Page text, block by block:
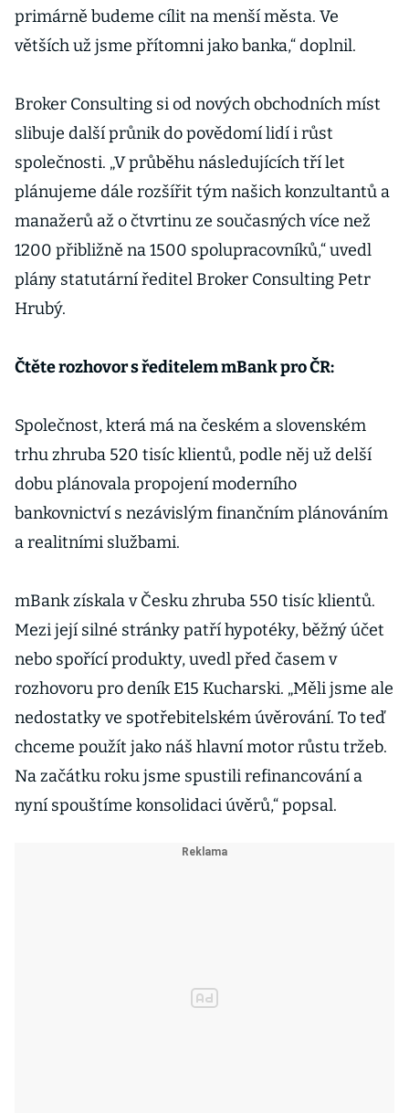
primárně budeme cílit na menší města. Ve
větších už jsme přítomni jako banka,“ doplnil.
Broker Consulting si od nových obchodních míst
slibuje další průnik do povědomí lidí i růst
společnosti. „V průběhu následujících tří let
plánujeme dále rozšířit tým našich konzultantů a
manažerů až o čtvrtinu ze současných více než
1200 přibližně na 1500 spolupracovníků,“ uvedl
plány statutární ředitel Broker Consulting Petr
Hrubý.
Čtěte rozhovor s ředitelem mBank pro ČR:
Společnost, která má na českém a slovenském
trhu zhruba 520 tisíc klientů, podle něj už delší
dobu plánovala propojení moderního
bankovnictví s nezávislým finančním plánováním
a realitními službami.
mBank získala v Česku zhruba 550 tisíc klientů.
Mezi její silné stránky patří hypotéky, běžný účet
nebo spořící produkty, uvedl před časem v
rozhovoru pro deník E15 Kucharski. „Měli jsme ale
nedostatky ve spotřebitelském úvěrování. To teď
chceme použít jako náš hlavní motor růstu tržeb.
Na začátku roku jsme spustili refinancování a
nyní spouštíme konsolidaci úvěrů,“ popsal.